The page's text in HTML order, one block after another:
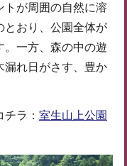
トが周囲の自然に溶
とおり、公園全体が
。一方、森の中の遊
漏れ日がさす、豊か
ラ： 室生山上公園